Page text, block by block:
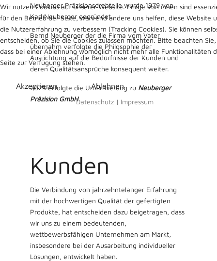
Neuberger Präzisionsdrehteile wurde 1979 von
Karl Neuberger gegründet.
Bernd Neuberger der die Firma vom Vater
übernahm verfolgte die Philosophie der
Ausrichtung auf die Bedürfnisse der Kunden und
deren Qualitätsansprüche konsequent weiter.
2023 erfolgte die Umfirmierung zu Neuberger
Präzision GmbH
Kunden
Die Verbindung von jahrzehntelanger Erfahrung
mit der hochwertigen Qualität der gefertigten
Produkte, hat entscheiden dazu beigetragen, dass
wir uns zu einem bedeutenden,
wettbewerbsfähigen Unternehmen am Markt,
insbesondere bei der Ausarbeitung individueller
Lösungen, entwickelt haben.
Wir nutzen Cookies auf unserer Website. Einige von ihnen sind
für den Betrieb der Seite, während andere uns helfen, diese Website
die Nutzererfahrung zu verbessern (Tracking Cookies). Sie können
entscheiden, ob Sie die Cookies zulassen möchten. Bitte beachten Sie,
dass bei einer Ablehnung womöglich nicht mehr alle Funktionalitäten
Seite zur Verfügung stehen.
Akzeptieren Ablehnen
Datenschutz| Impressum